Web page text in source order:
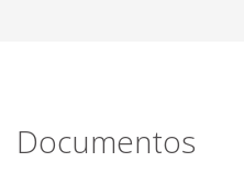
Documentos